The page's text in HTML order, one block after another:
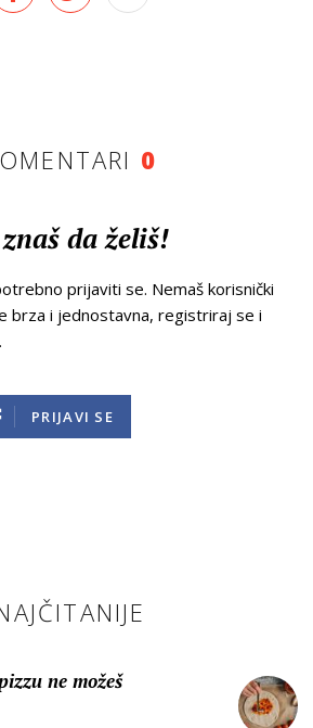
0
da želiš!
prijaviti se. Nemaš korisnički
brza i jednostavna, registriraj se i
PRIJAVI SE
ne možeš